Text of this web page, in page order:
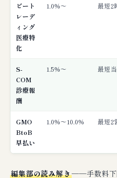
ビート
レーデ
ィング
医療特
化
1.0%〜 最短2
S-
COM
診療報
酬
1.5%〜 最短
GMO
BtoB
早払い
1.0%〜10.0% 最短2
編集部の読み解き──手数料下